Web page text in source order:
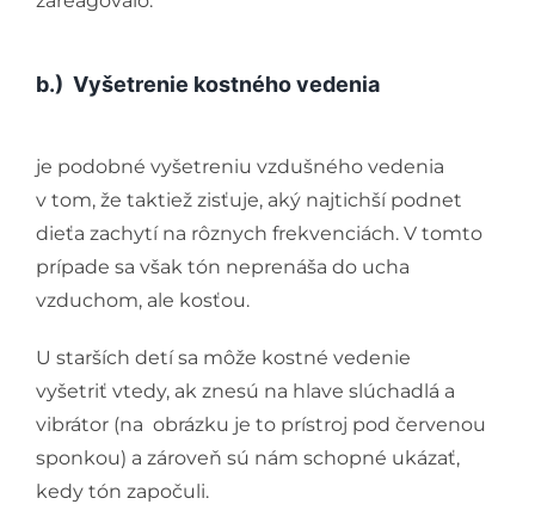
b.) Vyšetrenie kostného vedenia
je podobné vyšetreniu vzdušného vedenia
v tom, že taktiež zisťuje, aký najtichší podnet
dieťa zachytí na rôznych frekvenciách. V tomto
prípade sa však tón neprenáša do ucha
vzduchom, ale kosťou.
U starších detí sa môže kostné vedenie
vyšetriť vtedy, ak znesú na hlave slúchadlá a
vibrátor (na obrázku je to prístroj pod červenou
sponkou) a zároveň sú nám schopné ukázať,
kedy tón započuli.